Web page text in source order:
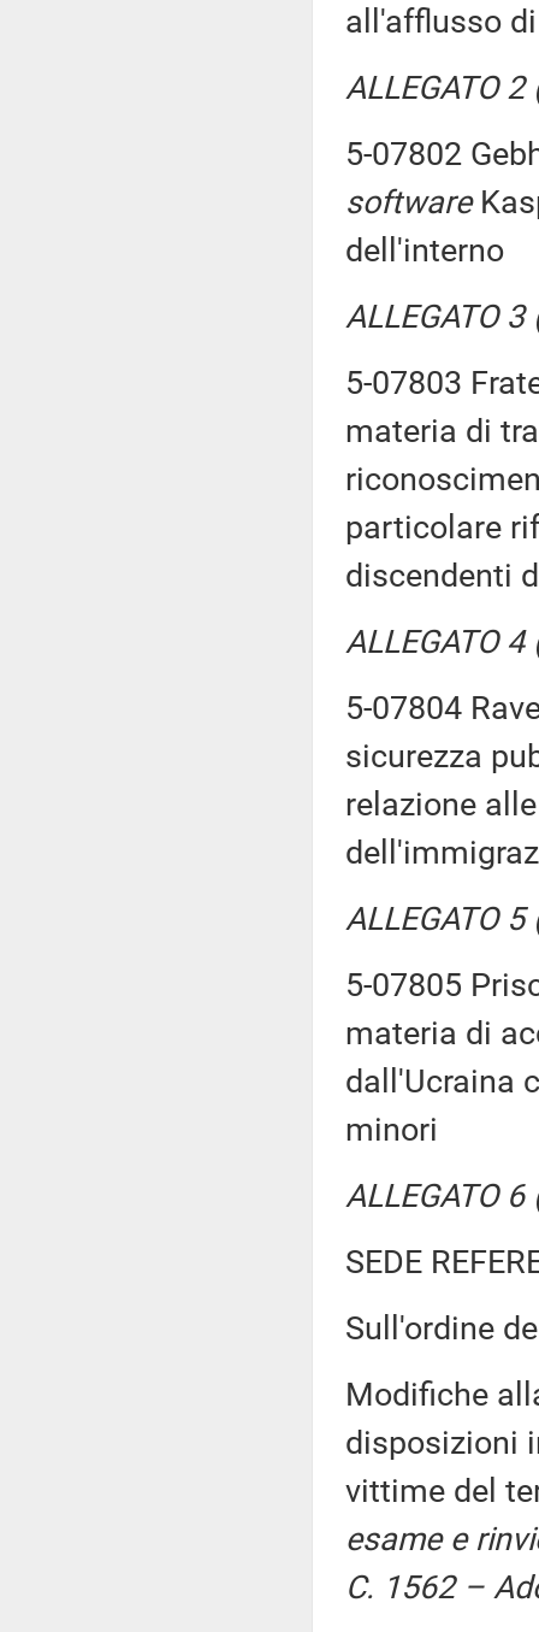
all'afflusso
ALLEGATO
5-07802
software
dell'interno
ALLEGATO
5-07803
materia di
particolare
discendenti
ALLEGATO
5-07804
sicurezza
relazione
ALLEGATO
5-07805
materia di
dall'Ucraina
minori
ALLEGATO
SEDE
Sull'ordine
Modifiche
disposizioni
vittime del
esame e
C. 1562 –